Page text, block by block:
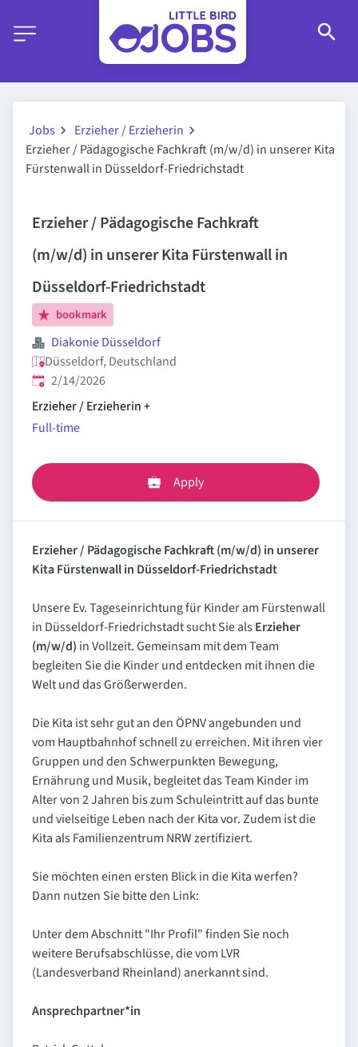
Jobs
Erzieher / Erzieherin
Erzieher / Pädagogische Fachkraft (m/w/d) in unserer Kita
Fürstenwall in Düsseldorf-Friedrichstadt
Erzieher / Pädagogische Fachkraft
(m/w/d) in unserer Kita Fürstenwall in
Düsseldorf-Friedrichstadt
bookmark
Diakonie Düsseldorf
Düsseldorf, Deutschland
Published:
2/14/2026
Erzieher / Erzieherin+
Full-time
Apply
Erzieher / Pädagogische Fachkraft (m/w/d) in unserer
Kita Fürstenwall in Düsseldorf-Friedrichstadt
Unsere Ev. Tageseinrichtung für Kinder am Fürstenwall
in Düsseldorf-Friedrichstadt sucht Sie alsErzieher
(m/w/d) in Vollzeit. Gemeinsam mit dem Team
begleiten Sie die Kinder und entdecken mit ihnen die
Welt und das Größerwerden.
Die Kita ist sehr gut an den ÖPNV angebunden und
vom Hauptbahnhof schnell zu erreichen. Mit ihren vier
Gruppen und den Schwerpunkten Bewegung,
Ernährung und Musik, begleitet das Team Kinder im
Alter von 2 Jahren bis zum Schuleintritt auf das bunte
und vielseitige Leben nach der Kita vor. Zudem ist die
Kita als Familienzentrum NRW zertifiziert.
Sie möchten einen ersten Blick in die Kita werfen?
Dann nutzen Sie bitte den Link:
Unter dem Abschnitt "Ihr Profil" finden Sie noch
weitere Berufsabschlüsse, die vom LVR
(Landesverband Rheinland) anerkannt sind.
Ansprechpartner*in